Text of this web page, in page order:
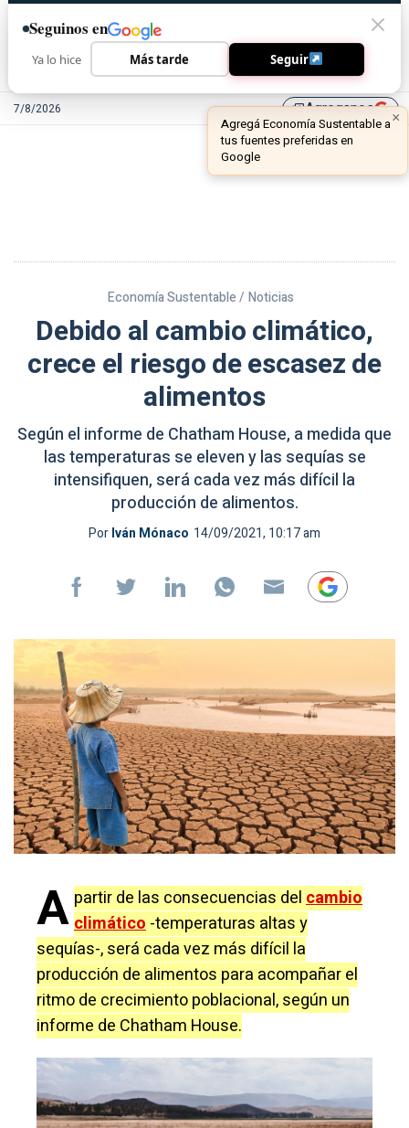
7/8/2026 library_addAgreganos
Economía Sustentable / Noticias
Debido al cambio climático,
crece el riesgo de escasez de
alimentos
Según el informe de Chatham House, a medida que
las temperaturas se eleven y las sequías se
intensifiquen, será cada vez más difícil la
producción de alimentos.
PorIván Mónaco 14/09/2021, 10:17 am
A partir de las consecuencias delcambio
climático-temperaturas altas y
sequías-, será cada vez más difícil la
producción de alimentos para acompañar el
ritmo de crecimiento poblacional, según un
informe de Chatham House.
Seguinos en
Ya lo hice Más tarde Seguir